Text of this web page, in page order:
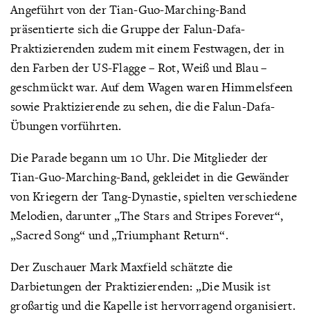
Angeführt von der Tian-Guo-Marching-Band
präsentierte sich die Gruppe der Falun-Dafa-
Praktizierenden zudem mit einem Festwagen, der in
den Farben der US-Flagge – Rot, Weiß und Blau –
geschmückt war. Auf dem Wagen waren Himmelsfeen
sowie Praktizierende zu sehen, die die Falun-Dafa-
Übungen vorführten.
Die Parade begann um 10 Uhr. Die Mitglieder der
Tian-Guo-Marching-Band, gekleidet in die Gewänder
von Kriegern der Tang-Dynastie, spielten verschiedene
Melodien, darunter „The Stars and Stripes Forever“,
„Sacred Song“ und „Triumphant Return“.
Der Zuschauer Mark Maxfield schätzte die
Darbietungen der Praktizierenden: „Die Musik ist
großartig und die Kapelle ist hervorragend organisiert.